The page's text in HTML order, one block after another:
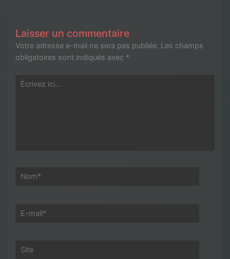
Laisser un commentaire
Votre adresse e-mail ne sera pas publiée. Les champs
obligatoires sont indiqués avec *
Écrivez
Nom*
E-
Site